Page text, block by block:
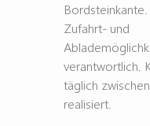
Zufahrt- und
verantwortlich.
täglich
realisiert.